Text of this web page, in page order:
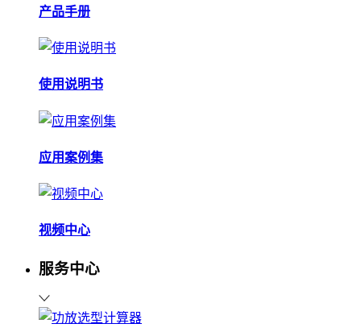
产品手册
使用说明书
应用案例集
视频中心
服务中心